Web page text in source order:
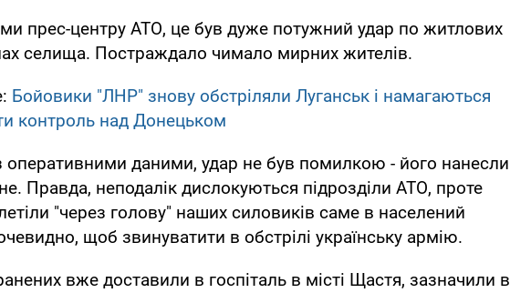
прес-центру АТО, це був дуже потужний удар по житлових
селища. Постраждало чимало мирних жителів.
Бойовики "ЛНР" знову обстріляли Луганськ і намагаються
контроль над Донецьком
оперативними даними, удар не був помилкою - його нанесли
Правда, неподалік дислокуються підрозділи АТО, проте
"через голову" наших силовиків саме в населений
щоб звинуватити в обстрілі українську армію.
вже доставили в госпіталь в місті Щастя, зазначили в